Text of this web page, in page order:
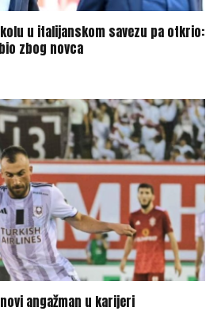
u italijanskom savezu pa otkrio:
zbog novca
angažman u karijeri